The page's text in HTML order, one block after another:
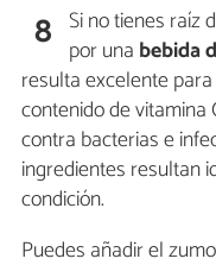
8 Si no tienes raíz
por una bebida
resulta excelente
contenido de
contra bacterias e
ingredientes resultan
condición.
Puedes añadir el